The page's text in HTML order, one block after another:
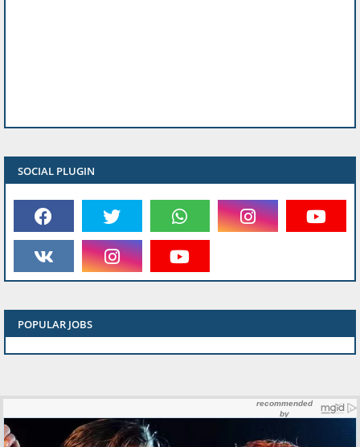
SOCIAL PLUGIN
POPULAR JOBS